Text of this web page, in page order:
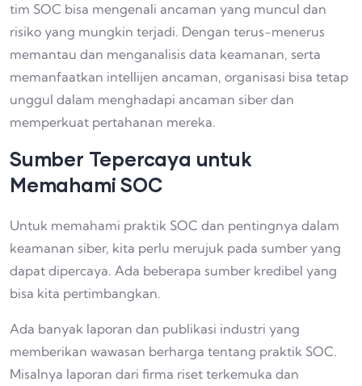
tim SOC bisa mengenali ancaman yang muncul dan
risiko yang mungkin terjadi. Dengan terus-menerus
memantau dan menganalisis data keamanan, serta
memanfaatkan intellijen ancaman, organisasi bisa tetap
unggul dalam menghadapi ancaman siber dan
memperkuat pertahanan mereka.
Sumber Tepercaya untuk
Memahami SOC
Untuk memahami praktik SOC dan pentingnya dalam
keamanan siber, kita perlu merujuk pada sumber yang
dapat dipercaya. Ada beberapa sumber kredibel yang
bisa kita pertimbangkan.
Ada banyak laporan dan publikasi industri yang
memberikan wawasan berharga tentang praktik SOC.
Misalnya laporan dari firma riset terkemuka dan